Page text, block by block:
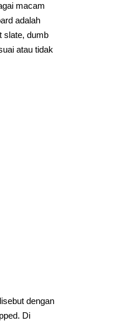
macam
adalah
slate, dumb
atau tidak
dengan
Di